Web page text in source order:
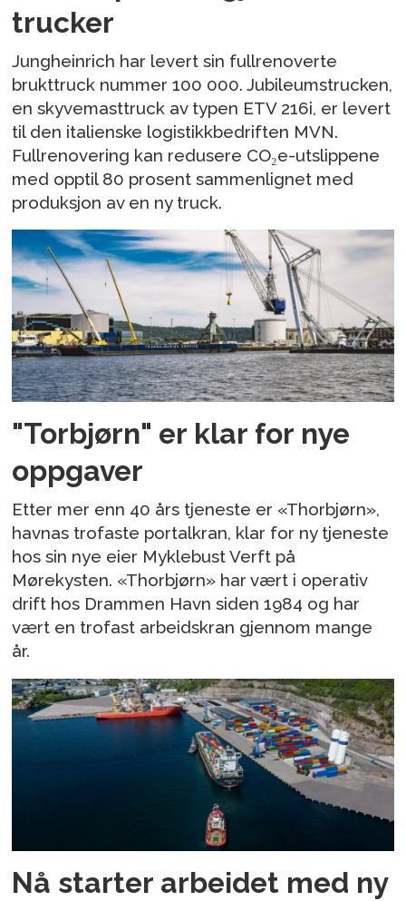
trucker
Jungheinrich har levert sin fullrenoverte
brukttruck nummer 100 000. Jubileumstrucken,
en skyvemasttruck av typen ETV 216i, er levert
til den italienske logistikkbedriften MVN.
Fullrenovering kan redusere CO₂e-utslippene
med opptil 80 prosent sammenlignet med
produksjon av en ny truck.
"Torbjørn" er klar for nye
oppgaver
Etter mer enn 40 års tjeneste er «Thorbjørn»,
havnas trofaste portalkran, klar for ny tjeneste
hos sin nye eier Myklebust Verft på
Mørekysten. «Thorbjørn» har vært i operativ
drift hos Drammen Havn siden 1984 og har
vært en trofast arbeidskran gjennom mange
år.
Nå starter arbeidet med ny